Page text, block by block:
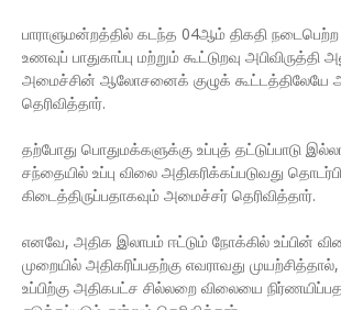
பாராளுமன்றத்தில் கடந்த 04ஆம் திகதி
உணவுப் பாதுகாப்பு மற்றும் கூட்டுறவு அபிவிருத்தி
அமைச்சின் ஆலோசனைக் குழுக் கூட்டத்திலேயே
தெரிவித்தார்.
தற்போது பொதுமக்களுக்கு உப்புத் தட்டுப்பாடு
சந்தையில் உப்பு விலை அதிகரிக்கப்படுவது
கிடைத்திருப்பதாகவும் அமைச்சர் தெரிவித்தார்.
எனவே, அதிக இலாபம் ஈட்டும் நோக்கில் உப்பின்
முறையில் அதிகரிப்பதற்கு எவராவது
உப்பிற்கு அதிகபட்ச சில்லறை விலையை